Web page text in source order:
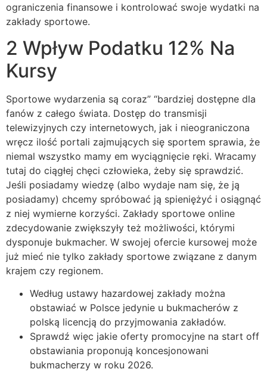
ograniczenia finansowe i kontrolować swoje wydatki na
zakłady sportowe.
2 Wpływ Podatku 12% Na
Kursy
Sportowe wydarzenia są coraz” “bardziej dostępne dla
fanów z całego świata. Dostęp do transmisji
telewizyjnych czy internetowych, jak i nieograniczona
wręcz ilość portali zajmujących się sportem sprawia, że
niemal wszystko mamy em wyciągnięcie ręki. Wracamy
tutaj do ciągłej chęci człowieka, żeby się sprawdzić.
Jeśli posiadamy wiedzę (albo wydaje nam się, że ją
posiadamy) chcemy spróbować ją spieniężyć i osiągnąć
z niej wymierne korzyści. Zakłady sportowe online
zdecydowanie zwiększyły też możliwości, którymi
dysponuje bukmacher. W swojej ofercie kursowej może
już mieć nie tylko zakłady sportowe związane z danym
krajem czy regionem.
Według ustawy hazardowej zakłady można
obstawiać w Polsce jedynie u bukmacherów z
polską licencją do przyjmowania zakładów.
Sprawdź więc jakie oferty promocyjne na start off
obstawiania proponują koncesjonowani
bukmacherzy w roku 2026.